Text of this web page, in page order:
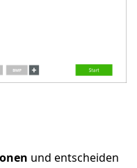
und entscheiden